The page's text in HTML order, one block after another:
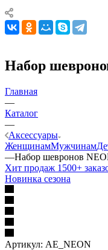
Набор
Главная
—
Каталог
—
Аксессуары
ЖенщинамМужчинам
—Набор шевронов
Хит продаж 1500+
Новинка сезона
Артикул: AE_NEON